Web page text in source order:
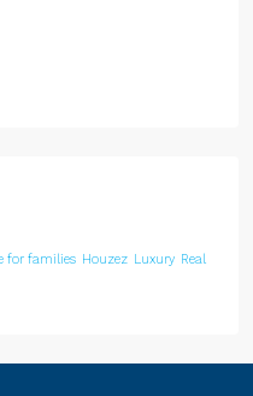
for families Houzez Luxury Real